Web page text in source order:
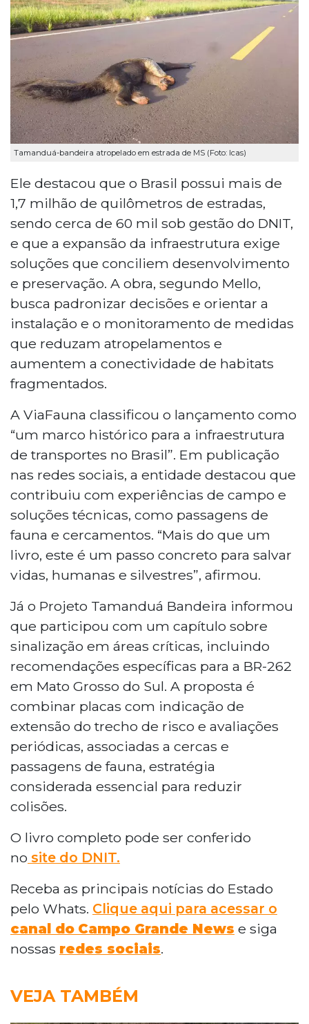
Tamanduá-bandeira atropelado em estrada de MS (Foto: Icas)
Ele destacou que o Brasil possui mais de
1,7 milhão de quilômetros de estradas,
sendo cerca de 60 mil sob gestão do DNIT,
e que a expansão da infraestrutura exige
soluções que conciliem desenvolvimento
e preservação. A obra, segundo Mello,
busca padronizar decisões e orientar a
instalação e o monitoramento de medidas
que reduzam atropelamentos e
aumentem a conectividade de habitats
fragmentados.
A ViaFauna classificou o lançamento como
“um marco histórico para a infraestrutura
de transportes no Brasil”. Em publicação
nas redes sociais, a entidade destacou que
contribuiu com experiências de campo e
soluções técnicas, como passagens de
fauna e cercamentos. “Mais do que um
livro, este é um passo concreto para salvar
vidas, humanas e silvestres”, afirmou.
Já o Projeto Tamanduá Bandeira informou
que participou com um capítulo sobre
sinalização em áreas críticas, incluindo
recomendações específicas para a BR-262
em Mato Grosso do Sul. A proposta é
combinar placas com indicação de
extensão do trecho de risco e avaliações
periódicas, associadas a cercas e
passagens de fauna, estratégia
considerada essencial para reduzir
colisões.
O livro completo pode ser conferido
no site do DNIT.
Receba as principais notícias do Estado
pelo Whats. Clique aqui para acessar o
canal do Campo Grande News e siga
nossas redes sociais.
VEJA TAMBÉM